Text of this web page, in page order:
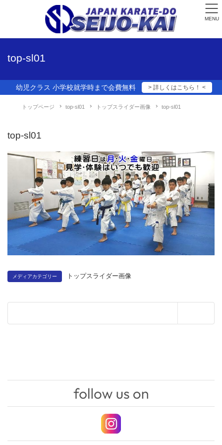
top-sl01
幼児クラス 小学校就学時まで会費無料 > 詳しくはこちら！ <
トップページ top-sl01 トップスライダー画像 top-sl01
top-sl01
メディアカテゴリー トップスライダー画像
MENU